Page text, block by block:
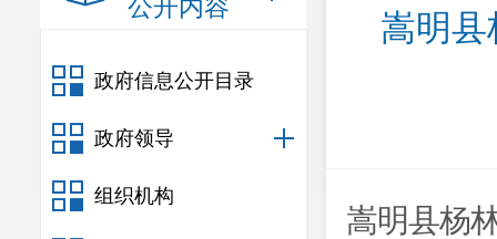
公开内容
政府信息公开目录
政府领导
组织机构
嵩明
嵩明县杨